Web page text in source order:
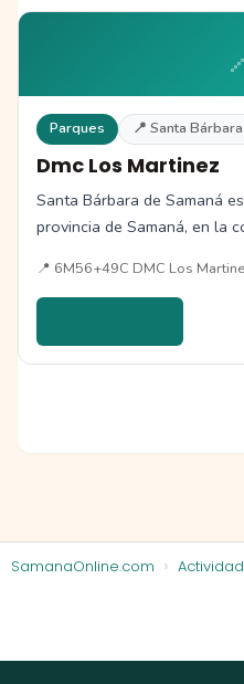
Parques 📍 Santa
Dmc Los Martinez
Santa Bárbara de Samaná
provincia de Samaná, en la
📍 6M56+49C DMC Los
SamanaOnline.com